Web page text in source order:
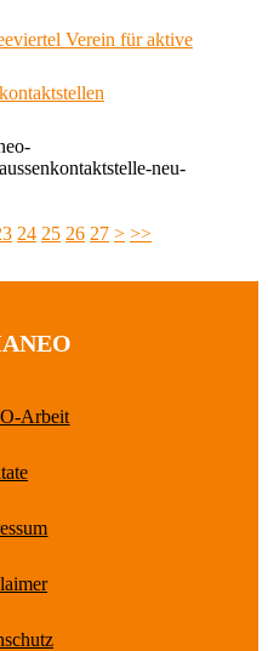
Verein für aktive
neu-
24 25 26 27 > >>
Arbeit